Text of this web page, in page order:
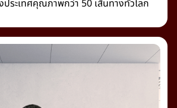
ประเทศคุณภาพกว่า 50 เส้นทางทั่วโลก